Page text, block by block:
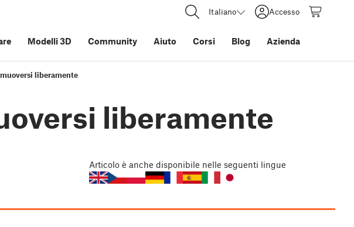
Italiano Accesso
Modelli 3D Community Aiuto Corsi Blog Azienda
liberamente
liberamente
Articolo è anche disponibile nelle seguenti lingue